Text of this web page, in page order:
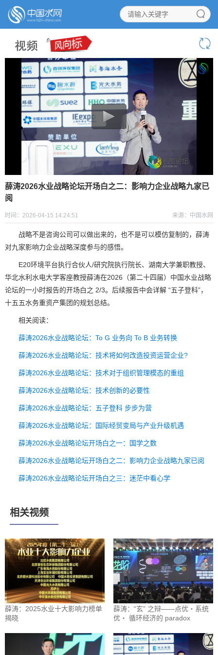
薛涛2026水业战略论坛开场白之二：影响力企业战略九家已
阅
时间：2026-04-15 14:24:51 来源：中国水网
战略不是咨询公司可以做出来的，也不是可以模仿复制的，薛涛
对九家影响力企业战略深度参与的感悟。
E20环境平台执行合伙人/研究院执行院长、湖南大学兼职教授、
华北水利水电大学客座教授薛涛在2026（第二十四届）中国水业战略
论坛的一小时报告的开场白之 2/3。后续报告中会详解 “五子登科”，
十五五水务重资产集团的规划总结。
相关阅读：
薛涛2026水业战略论坛：To G 业务向 To B 业务转换
薛涛2026水业战略论坛：技术将如何改造投资运营企业?
薛涛2026水业战略论坛：技术对于组织管理模态的重组
薛涛2026水业战略论坛：技术创新的必要性
薛涛2026水业战略论坛：五子登科 步步为营
薛涛2026水业战略论坛：国际经贸变局与产业升级机遇
薛涛2026水业战略论坛开场白之一：国学之数
薛涛2026水业战略论坛开场白之二：影响力企业战略九家已阅
薛涛2026水业战略论坛开场白之三：迷茫中看心学
相关视频
薛涛：2025水业十大影响力榜单
揭晓
薛涛：“玄” 之辩——点优・系统
优・ 循环经济的 paradox